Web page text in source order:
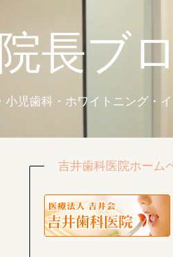
長ブ
児歯科・ホワイトニング・イ
吉井歯科医院ホーム